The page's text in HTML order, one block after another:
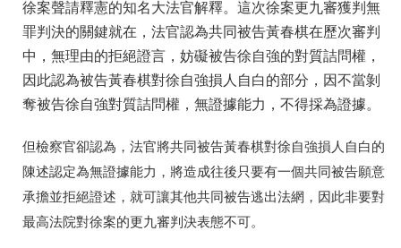
徐案聲請釋憲的知名大法官解釋。這次徐案更九審獲判無
罪判決的關鍵就在，法官認為共同被告黃春棋在歷次審判
中，無理由的拒絕證言，妨礙被告徐自強的對質詰問權，
因此認為被告黃春棋對徐自強損人自白的部分，因不當剝
奪被告徐自強對質詰問權，無證據能力，不得採為證據。
但檢察官卻認為，法官將共同被告黃春棋對徐自強損人自白的
陳述認定為無證據能力，將造成往後只要有一個共同被告願意
承擔並拒絕證述，就可讓其他共同被告逃出法網，因此非要對
最高法院對徐案的更九審判決表態不可。